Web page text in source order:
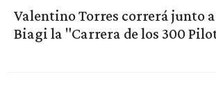
Valentino Torres correrá junto
Biagi la "Carrera de los 300